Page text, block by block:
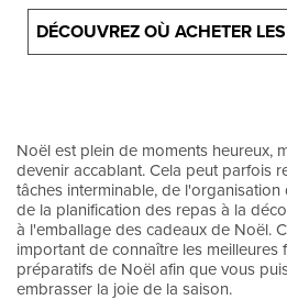
DÉCOUVREZ OÙ ACHETER
Noël est plein de moments heureux,
devenir accablant. Cela peut parfois
tâches interminable, de l'organisation
de la planification des repas à la
à l'emballage des cadeaux de Noël.
important de connaître les meilleures
préparatifs de Noël afin que vous
embrasser la joie de la saison.